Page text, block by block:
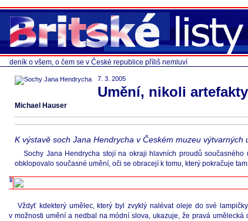
deník o všem, o čem se v České republice příliš nemluví
7. 3. 2005
Umění, nikoli artefakty
Michael Hauser
K výstavě soch Jana Hendrycha v Českém muzeu
Sochy Jana Hendrycha stojí na okraji hlavních proudů
obklopovalo současné umění, oči se obracejí k tomu, který pokračuje
Vždyť kdekterý umělec, který byl zvyklý nalévat oleje do své
v možnosti umění a nedbal na módní slova, ukazuje, že pravá